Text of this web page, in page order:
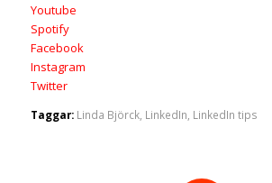
Youtube
Spotify
Facebook
Instagram
Twitter
Taggar: Linda Björck, LinkedIn LinkedIn tips